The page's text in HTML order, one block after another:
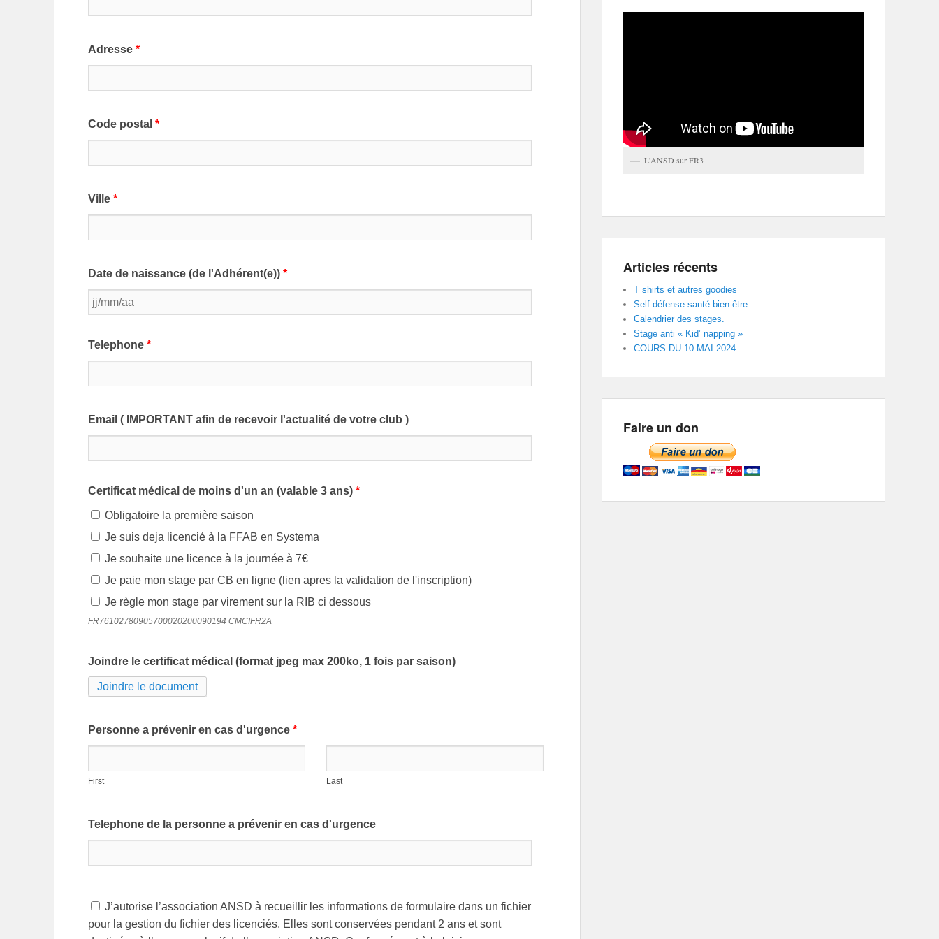
Adresse *
Code postal *
Ville *
Date de naissance (de l'Adhérent(e)) *
Telephone *
Email ( IMPORTANT afin de recevoir l'actualité de votre club )
Certificat médical de moins d'un an (valable 3 ans) *
Obligatoire la première saison
Je suis deja licencié à la FFAB en Systema
Je souhaite une licence à la journée à 7€
Je paie mon stage par CB en ligne (lien apres la validation de l'inscription)
Je règle mon stage par virement sur la RIB ci dessous
FR76102780905700020200090194 CMCIFR2A
Joindre le certificat médical (format jpeg max 200ko, 1 fois par saison)
Joindre le document
Personne a prévenir en cas d'urgence *
First Last
Telephone de la personne a prévenir en cas d'urgence
J’autorise l’association ANSD à recueillir les informations de formulaire dans un fichier
pour la gestion du fichier des licenciés. Elles sont conservées pendant 2 ans et sont
L'ANSD sur FR3
Articles récents
T shirts et autres goodies
Self défense santé bien-être
Calendrier des stages.
Stage anti « Kid’ napping »
COURS DU 10 MAI 2024
Faire un don